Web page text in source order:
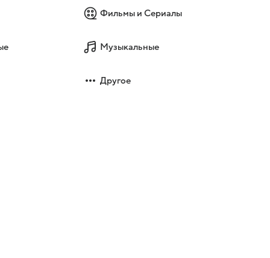
Фильмы и Сериалы
Музыкальные
Другое